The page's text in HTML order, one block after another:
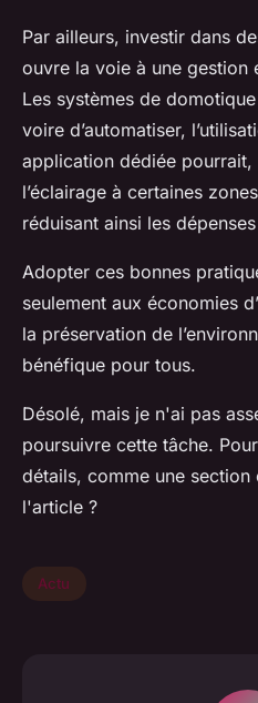
Par ailleurs, investir dans
ouvre la voie à une gestion
Les systèmes de
voire d’automatiser,
application dédiée
l’éclairage à certaines
réduisant ainsi les
Adopter ces bonnes
seulement aux économies
la préservation de
bénéfique pour tous.
Désolé, mais je n'ai pas
poursuivre cette tâche.
détails, comme une
l'article ?
Actu